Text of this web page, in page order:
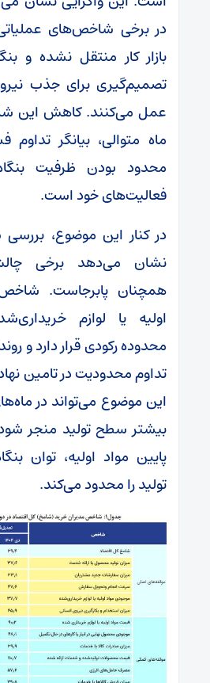
در برخی شاخص‌های
بازار کار منتقل نشده و
تصمیم‌گیری برای جذب
عمل می‌کنند. کاهش این
ماه متوالی، بیانگر
محدود بودن ظرفیت
فعالیت‌های خود است.
در کنار این موضوع، بررسی
نشان می‌دهد برخی
همچنان پابرجاست.
اولیه یا لوازم
محدوده رکودی قرار دارد و
تداوم محدودیت در تامین
این موضوع می‌تواند در
بیشتر سطح تولید منجر
پایین مواد اولیه، توان
تولید را محدود می‌کند.